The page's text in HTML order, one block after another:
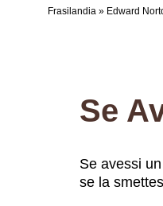
Frasilandia » Edward
Se avessi
se la